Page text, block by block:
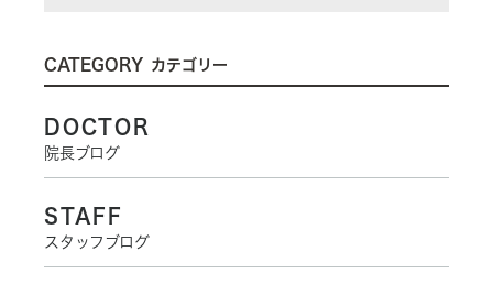
CATEGORY カテゴリー
DOCTOR
院長ブログ
STAFF
スタッフブログ